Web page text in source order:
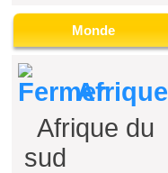
Monde
Afrique
Afrique du
sud